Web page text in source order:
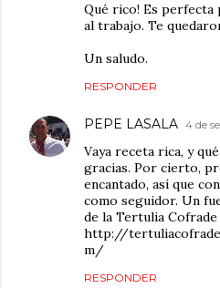
Qué rico! Es perfecta
al trabajo. Te
Un saludo.
RESPONDER
PEPE LASALA 4 de
Vaya receta rica, y
gracias. Por cierto,
encantado, así que
como seguidor. Un
de la Tertulia
http://
m/
RESPONDER